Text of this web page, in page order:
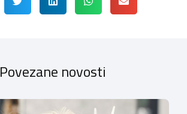
Povezane novosti